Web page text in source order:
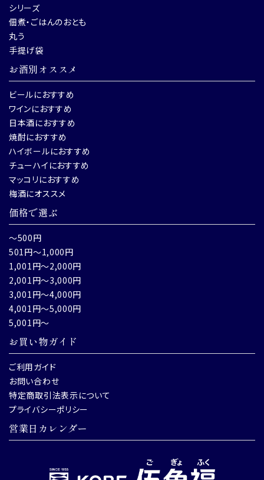
シリーズ
佃煮・ごはんのおとも
丸う
手提げ袋
お酒別オススメ
ビールにおすすめ
ワインにおすすめ
日本酒におすすめ
焼酎におすすめ
ハイボールにおすすめ
チューハイにおすすめ
マッコリにおすすめ
梅酒にオススメ
価格で選ぶ
～500円
501円～1,000円
1,001円～2,000円
2,001円～3,000円
3,001円～4,000円
4,001円～5,000円
5,001円～
お買い物ガイド
ご利用ガイド
お問い合わせ
特定商取引法表示について
プライバシーポリシー
営業日カレンダー